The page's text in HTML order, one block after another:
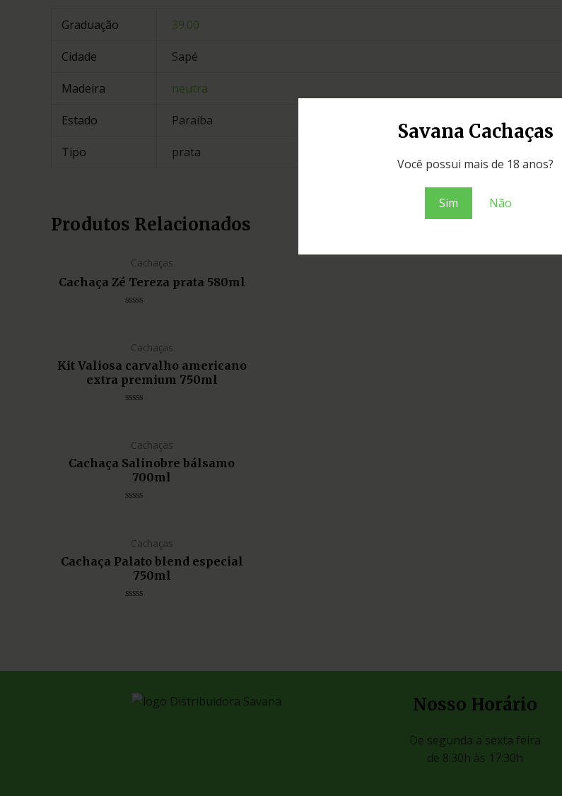
Savana Cachaças
Você possui mais de 18 anos?
Sim Não
Graduação 39.00
Cidade Sapé
Madeira neutra
Estado Paraíba
Tipo prata
Produtos Relacionados
Cachaças
Cachaça Zé Tereza prata 580ml
Cachaças
Kit Valiosa carvalho americano
extra premium 750ml
Cachaças
Cachaça Salinobre bálsamo
700ml
Cachaças
Cachaça Palato blend especial
750ml
Nosso Horário
De segunda a sexta feira
de 8:30h às 17:30h